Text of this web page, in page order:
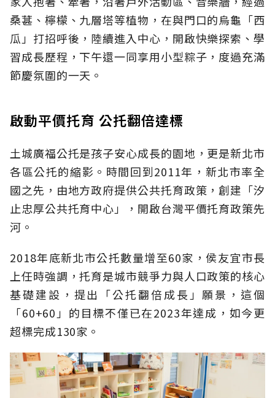
桑葚、檸檬、九層塔等植物，在與門口的烏龜「西
瓜」打招呼後，陸續進入中心，開啟快樂探索、學
習成長歷程，下午還一同享用小型粽子，度過充滿
節慶氛圍的一天。
啟動平價托育 公托翻倍達標
土城廣福公托是孩子安心成長的園地，更是新北市
各區公托的縮影。時間回到2011年，新北市率全
國之先，由地方政府提供公共托育政策，創建「汐
止忠厚公共托育中心」，開啟台灣平價托育政策先
河。
2018年底新北市公托數量增至60家，侯友宜市長
上任時強調，托育是城市競爭力與人口政策的核心
基礎建設，提出「公托翻倍成長」願景，這個
「60+60」的目標不僅已在2023年達成，如今更
超標完成130家。